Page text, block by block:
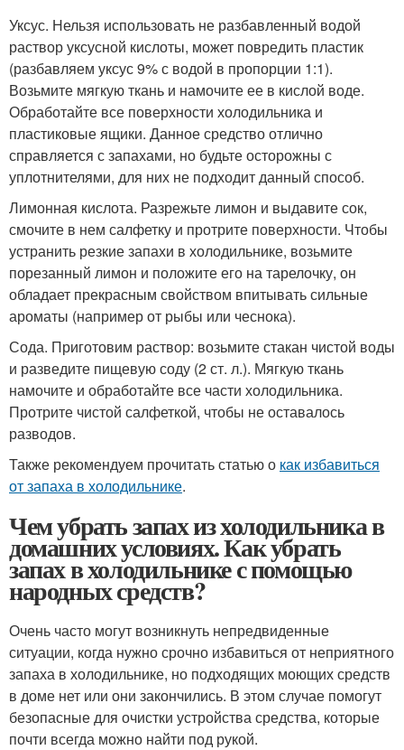
Уксус. Нельзя использовать не разбавленный водой
раствор уксусной кислоты, может повредить пластик
(разбавляем уксус 9% с водой в пропорции 1:1).
Возьмите мягкую ткань и намочите ее в кислой воде.
Обработайте все поверхности холодильника и
пластиковые ящики. Данное средство отлично
справляется с запахами, но будьте осторожны с
уплотнителями, для них не подходит данный способ.
Лимонная кислота. Разрежьте лимон и выдавите сок,
смочите в нем салфетку и протрите поверхности. Чтобы
устранить резкие запахи в холодильнике, возьмите
порезанный лимон и положите его на тарелочку, он
обладает прекрасным свойством впитывать сильные
ароматы (например от рыбы или чеснока).
Сода. Приготовим раствор: возьмите стакан чистой воды
и разведите пищевую соду (2 ст. л.). Мягкую ткань
намочите и обработайте все части холодильника.
Протрите чистой салфеткой, чтобы не оставалось
разводов.
Также рекомендуем прочитать статью о как избавиться
от запаха в холодильнике.
Чем убрать запах из холодильника в
домашних условиях. Как убрать
запах в холодильнике с помощью
народных средств?
Очень часто могут возникнуть непредвиденные
ситуации, когда нужно срочно избавиться от неприятного
запаха в холодильнике, но подходящих моющих средств
в доме нет или они закончились. В этом случае помогут
безопасные для очистки устройства средства, которые
почти всегда можно найти под рукой.